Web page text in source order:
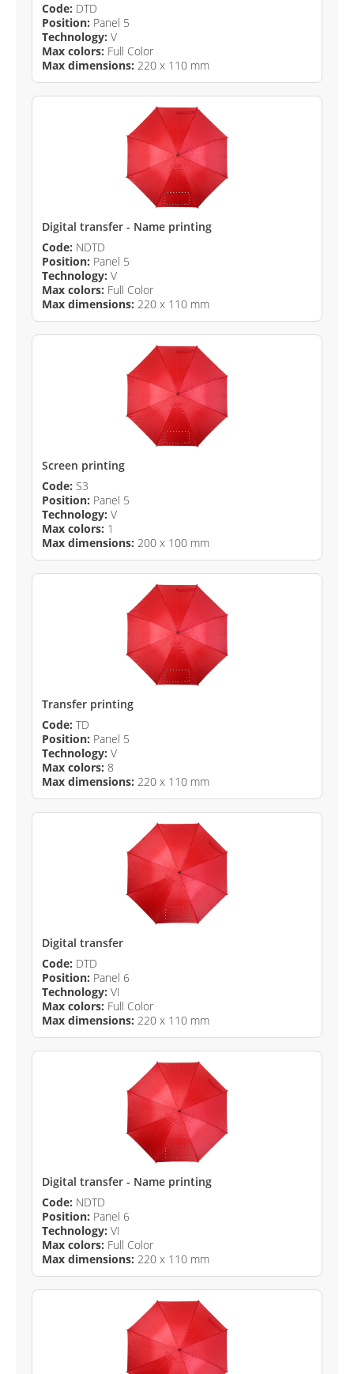
Code: DTD
Position: Panel 5
Technology: V
Max colors: Full Color
Max dimensions: 220 x 110 mm
Digital transfer - Name printing
Code: NDTD
Position: Panel 5
Technology: V
Max colors: Full Color
Max dimensions: 220 x 110 mm
Screen printing
Code: S3
Position: Panel 5
Technology: V
Max colors: 1
Max dimensions: 200 x 100 mm
Transfer printing
Code: TD
Position: Panel 5
Technology: V
Max colors: 8
Max dimensions: 220 x 110 mm
Digital transfer
Code: DTD
Position: Panel 6
Technology: VI
Max colors: Full Color
Max dimensions: 220 x 110 mm
Digital transfer - Name printing
Code: NDTD
Position: Panel 6
Technology: VI
Max colors: Full Color
Max dimensions: 220 x 110 mm